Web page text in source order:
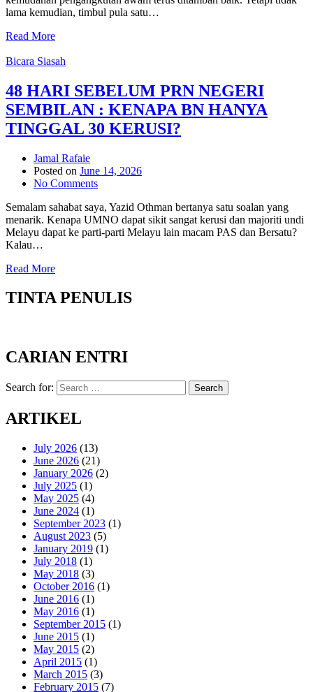
lama kemudian, timbul pula satu…
Read More
Bicara Siasah
48 HARI SEBELUM PRN NEGERI
SEMBILAN : KENAPA BN HANYA
TINGGAL 30 KERUSI?
Jamal Rafaie
Posted on June 14, 2026
No Comments
Semalam sahabat saya, Yazid Othman bertanya satu soalan yang
menarik. Kenapa UMNO dapat sikit sangat kerusi dan majoriti undi
Melayu dapat ke parti-parti Melayu lain macam PAS dan Bersatu?
Kalau…
Read More
TINTA PENULIS
CARIAN ENTRI
Search for: Search
ARTIKEL
July 2026 (13)
June 2026 (21)
January 2026 (2)
July 2025 (1)
May 2025 (4)
June 2024 (1)
September 2023 (1)
August 2023 (5)
January 2019 (1)
July 2018 (1)
May 2018 (3)
October 2016 (1)
June 2016 (1)
May 2016 (1)
September 2015 (1)
June 2015 (1)
May 2015 (2)
April 2015 (1)
March 2015 (3)
February 2015 (7)